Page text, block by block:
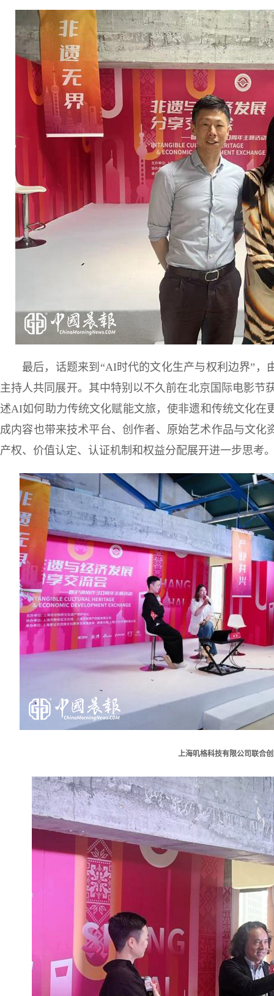
最后，话题来到“AI时代的文化生产与权利边界”
主持人共同展开。其中特别以不久前在北京国际电影节
述AI如何助力传统文化赋能文旅，使非遗和传统文化
成内容也带来技术平台、创作者、原始艺术作品与文
产权、价值认定、认证机制和权益分配展开进一步思考
上海叽格科技有限公司联合